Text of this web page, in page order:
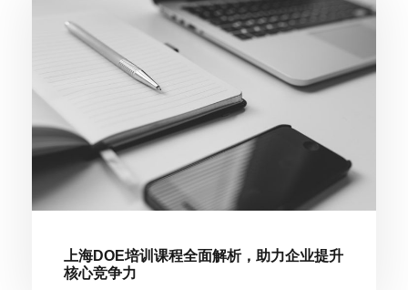
上海DOE培训课程全面解析，助力企业提升
核心竞争力